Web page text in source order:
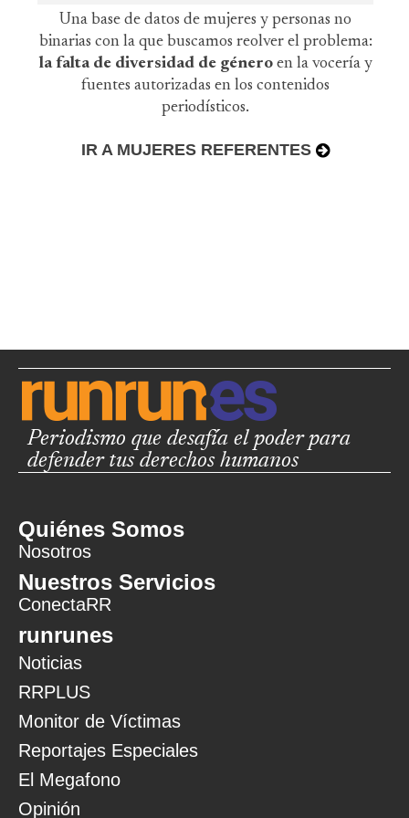
Una base de datos de mujeres y personas no
binarias con la que buscamos reolver el problema:
la falta de diversidad de género en la vocería y
fuentes autorizadas en los contenidos
periodísticos.
IR A MUJERES REFERENTES
Periodismo que desafía el poder para
defender tus derechos humanos
Quiénes Somos
Nosotros
Nuestros Servicios
ConectaRR
runrunes
Noticias
RRPLUS
Monitor de Víctimas
Reportajes Especiales
El Megafono
Opinión